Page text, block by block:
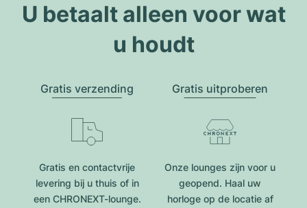
U betaalt alleen voor wat
u houdt
Gratis verzending
Gratis en contactvrije
levering bij u thuis of in
een CHRONEXT-lounge.
Gratis uitproberen
Onze lounges zijn voor u
geopend. Haal uw
horloge op de locatie af